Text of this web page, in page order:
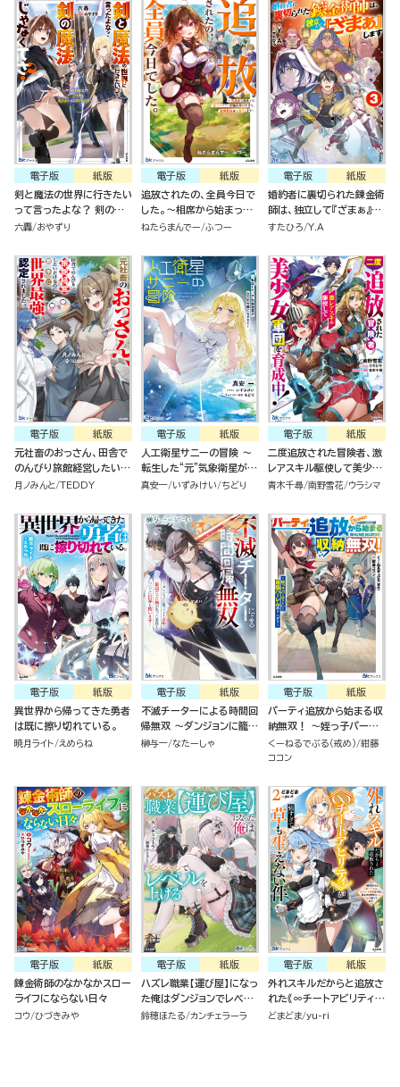
紙版
電子版
剣と魔法の世界に行きたい
って言ったよな？ 剣の魔
法じゃなくてさ？ ～ギフト
少女たちと駆け抜ける～
六轟 おやずり
紙版
電子版
追放されたの、全員今日で
した。～相席から始まった
仮パーティーが噛み合いす
ます～
ねたらまんでー ふつー
紙版
電子版
婚約者に裏切られた錬金術
師は、独立して『ざまぁ』し
ます(3)
すたひろ Y.A
紙版
電子版
元社畜のおっさん、田舎で
のんびり旅館経営したいだ
けなのに勝手に世界最強認
月ノみんと TEDDY
紙版
電子版
人工衛星サニーの冒険 ～
転生した“元”気象衛星がお
天気令嬢になるまで～
真安一 いずみけい ちどり
紙版
電子版
二度追放された冒険者、激
レアスキル駆使して美少女
軍団を育成中！
青木千尋 南野雪花 ウラシマ
紙版
電子版
異世界から帰ってきた勇者
は既に擦り切れている。
暁月ライト えめらね
紙版
電子版
不滅チーターによる時間回
帰無双 ～ダンジョンに籠っ
て1万年。最弱だった俺が
榊与一 なたーしゃ
紙版
電子版
パーティ追放から始まる収
納無双！ ～姪っ子パーテ
ィといく最強ハーレム成り
上がり～
くーねるでぶる（戒め） 紺藤
ココン
紙版
電子版
錬金術師のなかなかスロー
ライフにならない日々
コウ ひづきみや
紙版
電子版
ハズレ職業【運び屋】になっ
た俺はダンジョンでレベル
を上げる
鈴穂ほたる カンチェラーラ
紙版
電子版
外れスキルだからと追放さ
れた《∞チートアビリティ》
が強すぎて草も生えない件
どまどま yu-ri